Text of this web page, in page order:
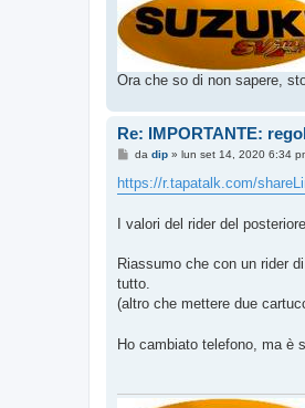
Ora che so di non sapere,
Re: IMPORTANTE:
M
s
s
g
g
o
da dip» lun set 14, 2020 6:34
https://r.tapatalk.com/
I valori del rider del
Riassumo che con un rider
tutto.
(altro che mettere due
Ho cambiato telefono, ma è